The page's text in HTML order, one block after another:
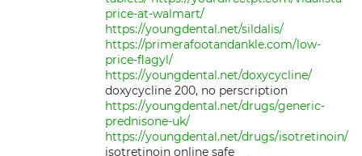
price-at-walmart/
https://youngdental.net/sildalis/
https://primerafootandankle.com/low-
price-flagyl/
https://youngdental.net/doxycycline/
doxycycline 200, no perscription
https://youngdental.net/drugs/generic-
prednisone-uk/
https://youngdental.net/drugs/isotretinoin/
isotretinoin online safe